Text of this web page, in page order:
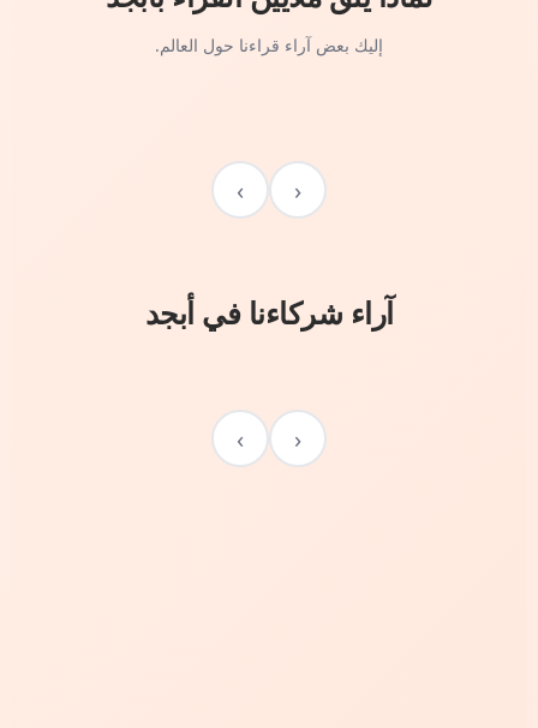
إليك بعض آراء قراءنا حول العالم.
‹
›
آراء شركاءنا في أبجد
‹
›